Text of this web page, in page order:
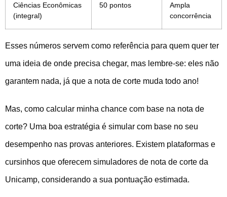
Ciências Econômicas
(integral)
50 pontos
Ampla
concorrência
Esses números servem como referência para quem quer ter
uma ideia de onde precisa chegar, mas lembre-se: eles não
garantem nada, já que a nota de corte muda todo ano!
Mas, como calcular minha chance com base na nota de
corte? Uma boa estratégia é simular com base no seu
desempenho nas provas anteriores. Existem plataformas e
cursinhos que oferecem simuladores de nota de corte da
Unicamp, considerando a sua pontuação estimada.